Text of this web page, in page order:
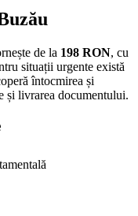
de la 198 RON, cu
situații urgente există
întocmirea și
și livrarea documentului.